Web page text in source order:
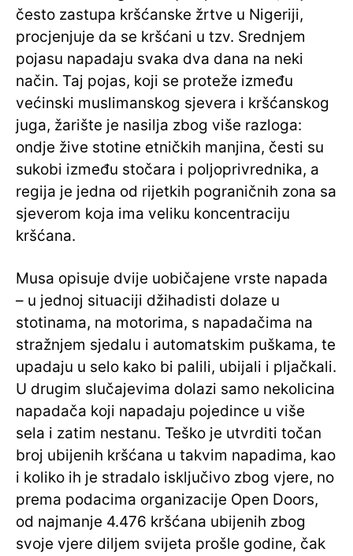
često zastupa kršćanske žrtve u Nigeriji,
procjenjuje da se kršćani u tzv. Srednjem
pojasu napadaju svaka dva dana na neki
način. Taj pojas, koji se proteže između
većinski muslimanskog sjevera i kršćanskog
juga, žarište je nasilja zbog više razloga:
ondje žive stotine etničkih manjina, česti su
sukobi između stočara i poljoprivrednika, a
regija je jedna od rijetkih pograničnih zona sa
sjeverom koja ima veliku koncentraciju
kršćana.
Musa opisuje dvije uobičajene vrste napada
– u jednoj situaciji džihadisti dolaze u
stotinama, na motorima, s napadačima na
stražnjem sjedalu i automatskim puškama, te
upadaju u selo kako bi palili, ubijali i pljačkali.
U drugim slučajevima dolazi samo nekolicina
napadača koji napadaju pojedince u više
sela i zatim nestanu. Teško je utvrditi točan
broj ubijenih kršćana u takvim napadima, kao
i koliko ih je stradalo isključivo zbog vjere, no
prema podacima organizacije Open Doors,
od najmanje 4.476 kršćana ubijenih zbog
svoje vjere diljem svijeta prošle godine, čak